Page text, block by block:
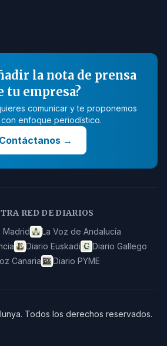
la nota de prensa
tu empresa?
comunicar y te proponemos
con enfoque periodístico.
Contáctanos→
RED DE DIARIOS
Madrid
La Voz de Andalucía
Diario Euskadi
Diario Gallego
Canaria
Diario PYME
. Todos los derechos reservados.